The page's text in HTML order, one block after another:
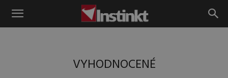
Instinkt
VYHODNOCENÉ